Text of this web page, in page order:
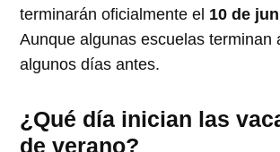
terminarán oficialmente el 10 de
Aunque algunas escuelas terminan
algunos días antes.
¿Qué día inician las
de verano?